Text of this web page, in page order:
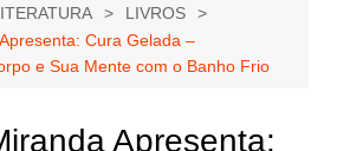
LIVROS
Cura Gelada –
e Sua Mente com o Banho Frio
Apresenta: